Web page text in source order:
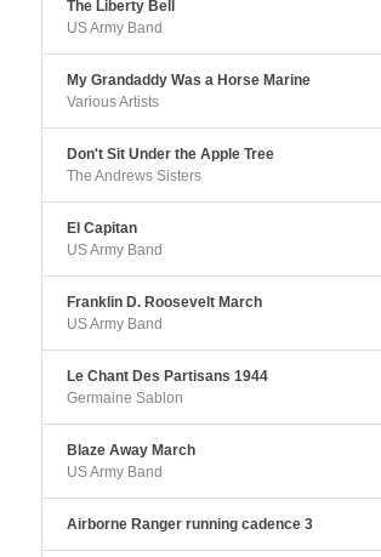
The Liberty Bell
US Army Band
My Grandaddy Was a Horse Marine
Various Artists
Don't Sit Under the Apple Tree
The Andrews Sisters
El Capitan
US Army Band
Franklin D. Roosevelt March
US Army Band
Le Chant Des Partisans 1944
Germaine Sablon
Blaze Away March
US Army Band
Airborne Ranger running cadence 3